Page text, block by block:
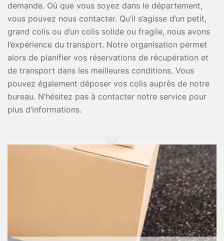
demande. Où que vous soyez dans le département,
vous pouvez nous contacter. Qu’il s’agisse d’un petit,
grand colis ou d’un colis solide ou fragile, nous avons
l’expérience du transport. Notre organisation permet
alors de planifier vos réservations de récupération et
de transport dans les meilleures conditions. Vous
pouvez également déposer vos colis auprès de notre
bureau. N’hésitez pas à contacter notre service pour
plus d’informations.